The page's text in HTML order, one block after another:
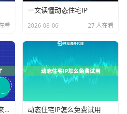
的场景对动态住宅IP的要求侧
调研
应用之一。在进行竞品价格监
抓取时，目标网站通常设有反
高纯净度、高匿名性且轮换策略
要完美融入普通用户的访问流量
看
一文读懂动态住宅IP
2026-08-06 27 人在看
动态住宅IP怎么选，推荐来了 动态住宅IP怎么免费试用